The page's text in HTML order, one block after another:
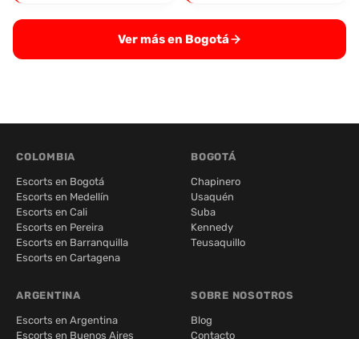
Ver más en Bogotá
COLOMBIA
Escorts en Bogotá
Escorts en Medellín
Escorts en Cali
Escorts en Pereira
Escorts en Barranquilla
Escorts en Cartagena
BOGOTÁ
Chapinero
Usaquén
Suba
Kennedy
Teusaquillo
ARGENTINA
Escorts en Argentina
Escorts en Buenos Aires
SOBRE NOSOTROS
Blog
Contacto